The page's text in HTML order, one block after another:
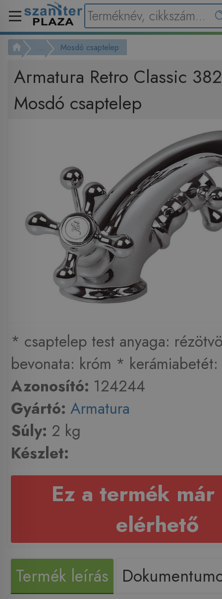
... Mosdó csaptelep
Armatura Retro Classic
Mosdó csaptelep
* csaptelep test anyaga:
bevonata: króm *
Azonosító: 124244
Gyártó: Armatura
Súly: 2 kg
Készlet:
Ez a termék már
elérhető
Termék leírás